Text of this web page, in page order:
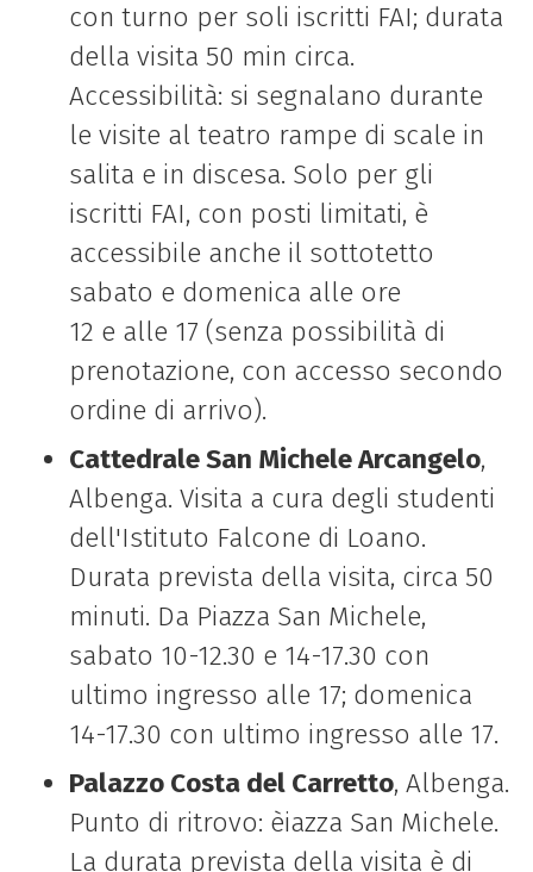
con turno per soli iscritti FAI; durata
della visita 50 min circa.
Accessibilità: si segnalano durante
le visite al teatro rampe di scale in
salita e in discesa. Solo per gli
iscritti FAI, con posti limitati, è
accessibile anche il sottotetto
sabato e domenica alle ore
12 e alle 17 (senza possibilità di
prenotazione, con accesso secondo
ordine di arrivo).
Cattedrale San Michele Arcangelo,
Albenga. Visita a cura degli studenti
dell'Istituto Falcone di Loano.
Durata prevista della visita, circa 50
minuti. Da Piazza San Michele,
sabato 10-12.30 e 14-17.30 con
ultimo ingresso alle 17; domenica
14-17.30 con ultimo ingresso alle 17.
Palazzo Costa del Carretto, Albenga.
Punto di ritrovo: èiazza San Michele.
La durata prevista della visita è di